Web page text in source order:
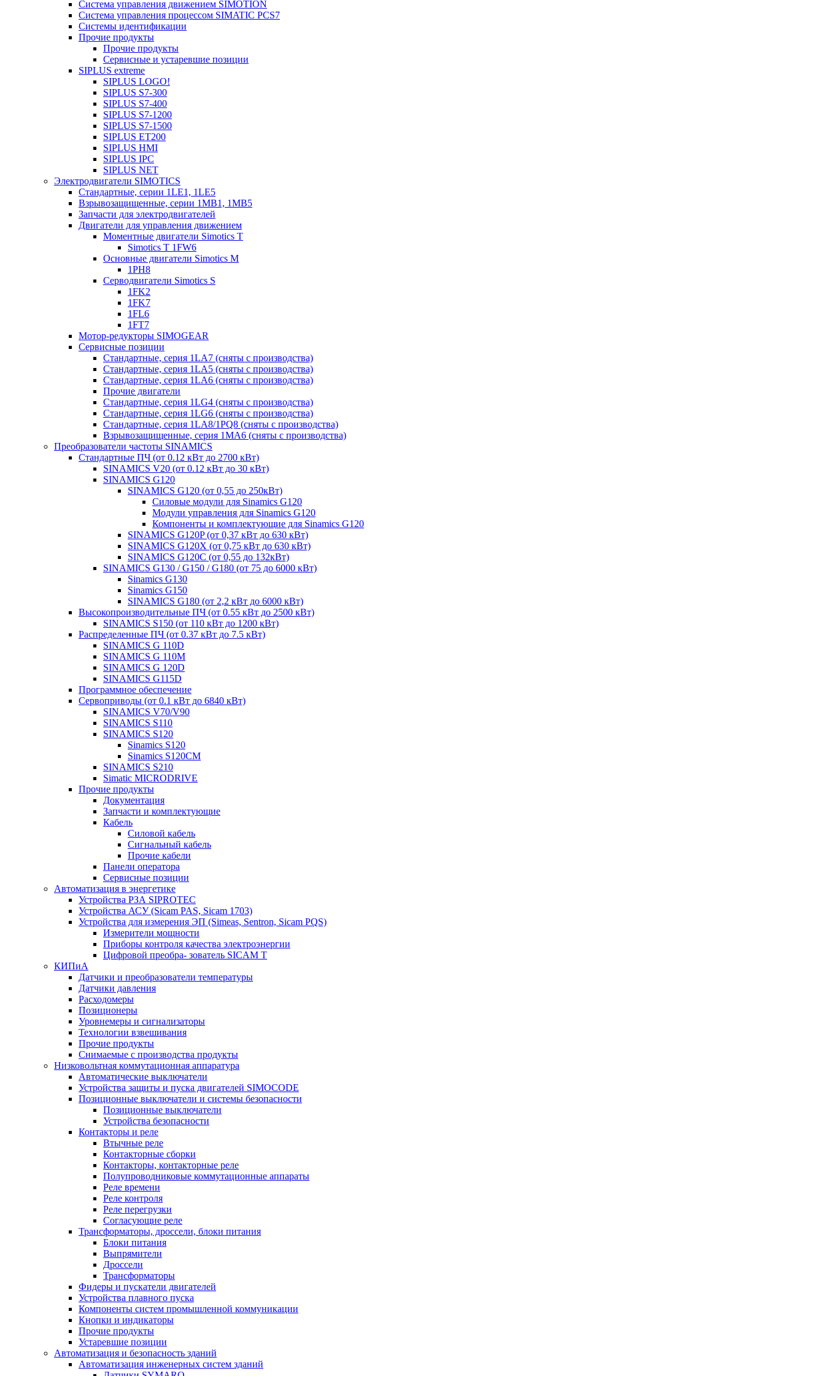
Система управления движением SIMOTION
Система управления процессом SIMATIC PCS7
Системы идентификации
Прочие продукты
Прочие продукты
Сервисные и устаревшие позиции
SIPLUS extreme
SIPLUS LOGO!
SIPLUS S7-300
SIPLUS S7-400
SIPLUS S7-1200
SIPLUS S7-1500
SIPLUS ET200
SIPLUS HMI
SIPLUS IPC
SIPLUS NET
Электродвигатели SIMOTICS
Стандартные, серии 1LE1, 1LE5
Взрывозащищенные, серии 1MB1, 1MB5
Запчасти для электродвигателей
Двигатели для управления движением
Моментные двигатели Simotics T
Simotics T 1FW6
Основные двигатели Simotics M
1PH8
Серводвигатели Simotics S
1FK2
1FK7
1FL6
1FT7
Мотор-редукторы SIMOGEAR
Сервисные позиции
Стандартные, серия 1LA7 (сняты с производства)
Стандартные, серия 1LA5 (сняты с производства)
Стандартные, серия 1LA6 (сняты с производства)
Прочие двигатели
Стандартные, серия 1LG4 (сняты с производства)
Стандартные, серия 1LG6 (сняты с производства)
Стандартные, серия 1LA8/1PQ8 (сняты с производства)
Взрывозащищенные, серия 1MA6 (сняты с производства)
Преобразователи частоты SINAMICS
Стандартные ПЧ (от 0.12 кВт до 2700 кВт)
SINAMICS V20 (от 0.12 кВт до 30 кВт)
SINAMICS G120
SINAMICS G120 (от 0,55 до 250кВт)
Силовые модули для Sinamics G120
Модули управления для Sinamics G120
Компоненты и комплектующие для Sinamics G120
SINAMICS G120P (от 0,37 кВт до 630 кВт)
SINAMICS G120X (от 0,75 кВт до 630 кВт)
SINAMICS G120C (от 0,55 до 132кВт)
SINAMICS G130 / G150 / G180 (от 75 до 6000 кВт)
Sinamics G130
Sinamics G150
SINAMICS G180 (от 2,2 кВт до 6000 кВт)
Высокопроизводительные ПЧ (от 0.55 кВт до 2500 кВт)
SINAMICS S150 (от 110 кВт до 1200 кВт)
Распределенные ПЧ (от 0.37 кВт до 7.5 кВт)
SINAMICS G 110D
SINAMICS G 110M
SINAMICS G 120D
SINAMICS G115D
Программное обеспечение
Сервоприводы (от 0.1 кВт до 6840 кВт)
SINAMICS V70/V90
SINAMICS S110
SINAMICS S120
Sinamics S120
Sinamics S120CM
SINAMICS S210
Simatic MICRODRIVE
Прочие продукты
Документация
Запчасти и комплектующие
Кабель
Силовой кабель
Сигнальный кабель
Прочие кабели
Панели оператора
Сервисные позиции
Автоматизация в энергетике
Устройства РЗА SIPROTEC
Устройства АСУ (Sicam PAS, Sicam 1703)
Устройства для измерения ЭП (Simeas, Sentron, Sicam PQS)
Измерители мощности
Приборы контроля качества электроэнергии
Цифровой преобра- зователь SICAM T
КИПиА
Датчики и преобразователи температуры
Датчики давления
Расходомеры
Позиционеры
Уровнемеры и сигнализаторы
Технологии взвешивания
Прочие продукты
Снимаемые с производства продукты
Низковольтная коммутационная аппаратура
Автоматические выключатели
Устройства защиты и пуска двигателей SIMOCODE
Позиционные выключатели и системы безопасности
Позиционные выключатели
Устройства безопасности
Контакторы и реле
Втычные реле
Контакторные сборки
Контакторы, контакторные реле
Полупроводниковые коммутационные аппараты
Реле времени
Реле контроля
Реле перегрузки
Согласующие реле
Трансформаторы, дроссели, блоки питания
Блоки питания
Выпрямители
Дроссели
Трансформаторы
Фидеры и пускатели двигателей
Устройства плавного пуска
Компоненты систем промышленной коммуникации
Кнопки и индикаторы
Прочие продукты
Устаревшие позиции
Автоматизация и безопасность зданий
Автоматизация инженерных систем зданий